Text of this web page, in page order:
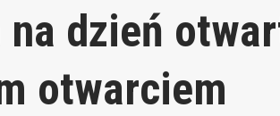
na dzień
otwarciem